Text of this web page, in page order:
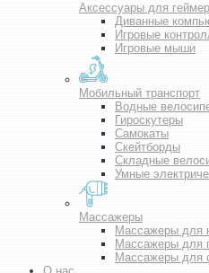
Аксессуары для
Диванные
Игровые
Игровые мыши
Мобильный транспорт
Водные
Гироскутеры
Самокаты
Скейтборды
Складные
Умные
Массажеры
Массажеры для
Массажеры для
Массажеры для